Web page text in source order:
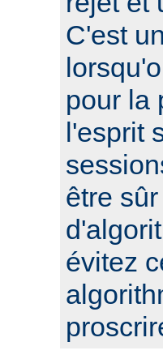
C'est
pour la
l'esprit
être
évitez